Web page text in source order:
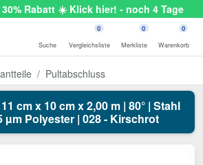
30% Rabatt ☀️ Klick hier! - noch 4 Tage
Suche
0
Vergleichsliste
0
Merkliste
0
Warenkorb
Pultabschluss
cm x 10 cm x 2,00 m | 80° | Stahl
µm Polyester | 028 - Kirschrot